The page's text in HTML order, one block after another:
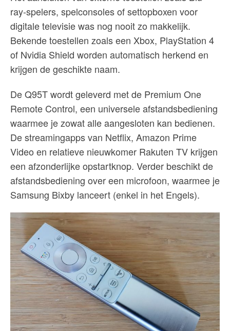
ray-spelers, spelconsoles of settopboxen voor
digitale televisie was nog nooit zo makkelijk.
Bekende toestellen zoals een Xbox, PlayStation 4
of Nvidia Shield worden automatisch herkend en
krijgen de geschikte naam.
De Q95T wordt geleverd met de Premium One
Remote Control, een universele afstandsbediening
waarmee je zowat alle aangesloten kan bedienen.
De streamingapps van Netflix, Amazon Prime
Video en relatieve nieuwkomer Rakuten TV krijgen
een afzonderlijke opstartknop. Verder beschikt de
afstandsbediening over een microfoon, waarmee je
Samsung Bixby lanceert (enkel in het Engels).